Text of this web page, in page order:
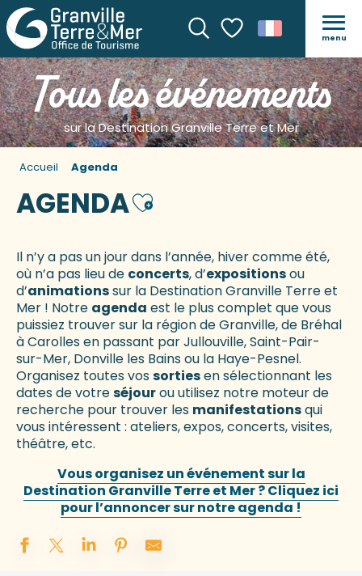
Recherche
Voir les favoris
menu
Tous les événements
sur la Destination Granville Terre et Mer
Accueil Agenda
AGENDAAjouter aux favoris
Il n’y a pas un jour dans l’année, hiver comme été,
où n’a pas lieu de concerts, d’expositionsou
d’animationssur la Destination Granville Terre et
Mer ! Notre agenda est le plus complet que vous
puissiez trouver sur la région de Granville, de Bréhal
à Carolles en passant par Jullouville, Saint-Pair-
sur-Mer, Donville les Bains ou la Haye-Pesnel.
Organisez toutes vossortiesen sélectionnant les
dates de votreséjourou utilisez notre moteur de
recherche pour trouver les manifestationsqui
vous intéressent : ateliers, expos, concerts, visites,
théâtre, etc.
Vous organisez un événement sur la
Destination Granville Terre et Mer ? Cliquez ici
pour l’annoncer sur notre agenda !